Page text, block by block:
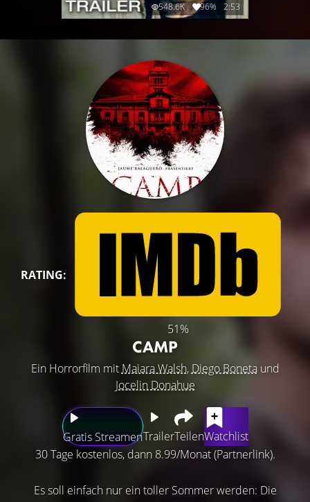
548.6K 96% 2:53
RATING:
51%
CAMP
Ein Horrorfilm mit Maiara Walsh, Diego Bonetaund
Jocelin Donahue
Gratis StreamenTrailerTeilenWatchlist
30 Tage kostenlos, dann 8.99/Monat (Partnerlink).
Es soll einfach nur ein toller Sommer werden: Die